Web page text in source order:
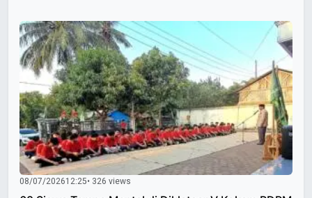
08/07/202612:25• 326 views